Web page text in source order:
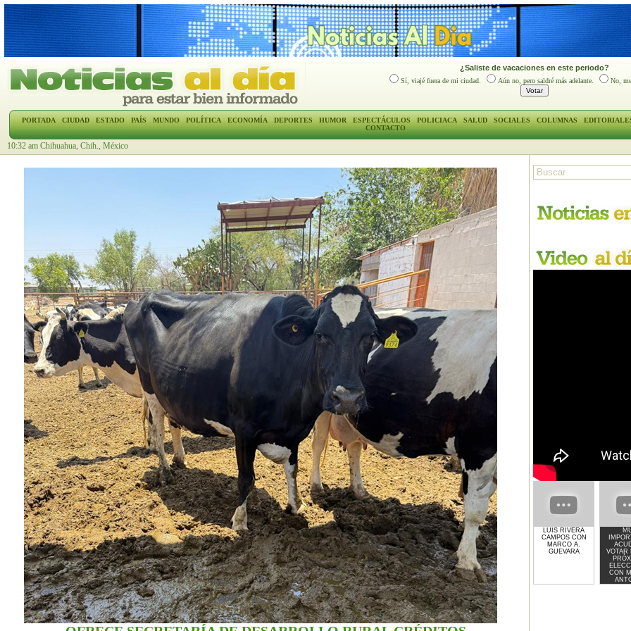
¿Saliste de vacaciones en este periodo?
Sí, viajé fuera de mi ciudad. Aún no, pero saldré más adelante. No,
PORTADA CIUDAD ESTADO PAÍS MUNDO POLÍTICA ECONOMÍA DEPORTES HUMOR ESPECTÁCULOS POLICIACA SALUD SOCIALES COLUMNAS
CONTACTO
10:32 am Chihuahua, Chih., México
LUIS RIVERA
CAMPOS CON
MARCO A.
GUEVARA
VOTAR
CON